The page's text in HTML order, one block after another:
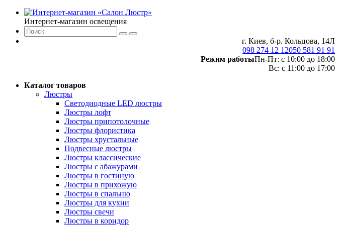
Интернет-магазин освещения
г. Киев, б-р. Кольцова, 14Л
098 274 12 12050 581 91 91
Режим работыПн-Пт: с 10:00 до 18:00
Вс: с 11:00 до 17:00
Каталог товаров
Люстры
Светодиодные LED люстры
Люстры лофт
Люстры припотолочные
Люстры флористика
Люстры хрустальные
Подвесные люстры
Люстры классические
Люстры с абажурами
Люстры в гостиную
Люстры в прихожую
Люстры в спальню
Люстры для кухни
Люстры свечи
Люстры в коридор